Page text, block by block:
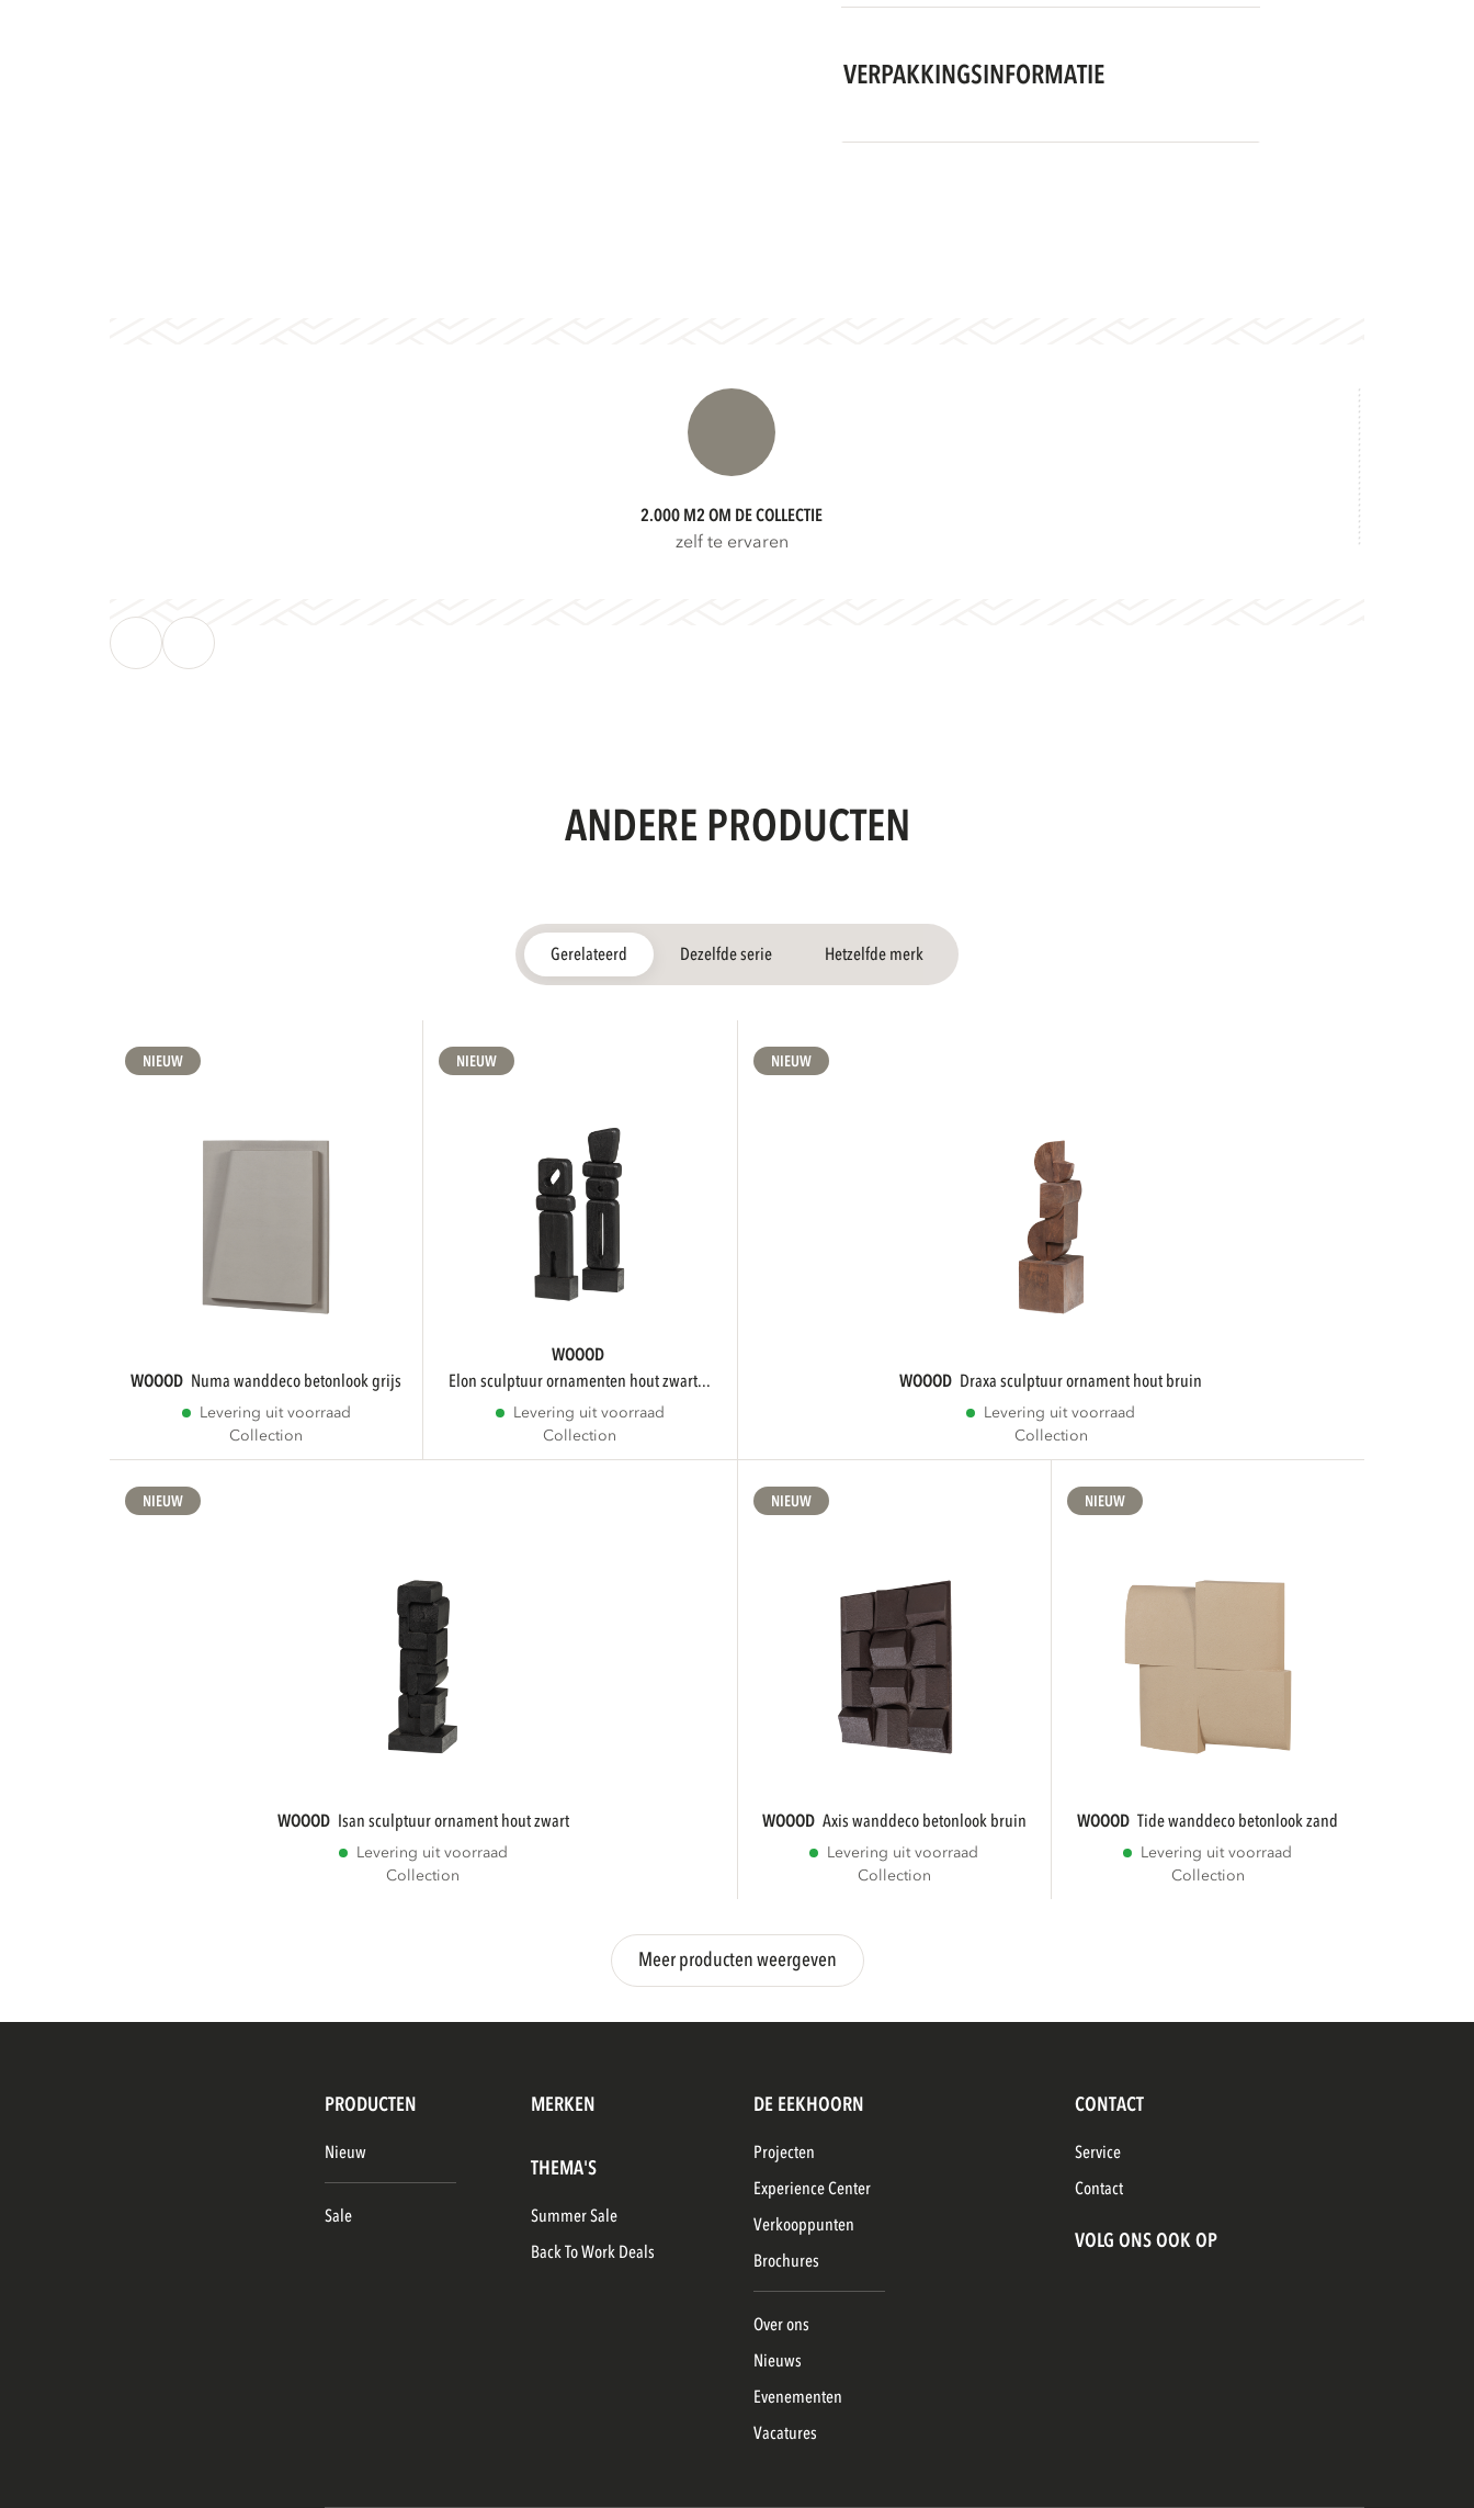
VERPAKKINGSINFORMATIE
2.000 M2 OM DE COLLECTIE
zelf te ervaren
ANDERE PRODUCTEN
Gerelateerd Dezelfde serie Hetzelfde merk
NIEUW
WOOOD numa wanddeco betonlook grijs
Levering uit voorraad
Collection
NIEUW
WOOOD
elon sculptuur ornamenten hout zwart...
Levering uit voorraad
Collection
NIEUW
WOOOD draxa sculptuur ornament hout bruin
Levering uit voorraad
Collection
NIEUW
WOOOD isan sculptuur ornament hout zwart
Levering uit voorraad
Collection
NIEUW
WOOOD axis wanddeco betonlook bruin
Levering uit voorraad
Collection
NIEUW
WOOOD tide wanddeco betonlook zand
Levering uit voorraad
Collection
Meer producten weergeven
PRODUCTEN MERKEN
Nieuw
Sale
THEMA'S
Summer Sale
Back To Work Deals
DE EEKHOORN
Projecten
Experience Center
Verkooppunten
Brochures
Over ons
Nieuws
Evenementen
Vacatures
CONTACT
Service
Contact
VOLG ONS OOK OP